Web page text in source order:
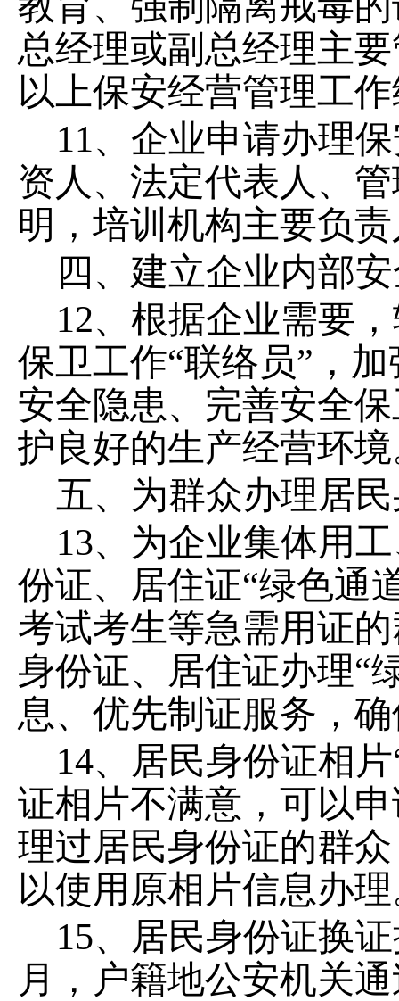
总经理或副总经理主
以上保安经营管理工
11、企业申请办理
资人、法定代表人、
明，培训机构主要负
四、 建立企业内部
12、根据企业需要
保卫工作“联络员”，
安全隐患、完善安全
护良好的生产经营环
五、为群众办理居
13、为企业集体用
份证、居住证“绿色通
考试考生等急需用证
身份证、居住证办理“
息、优先制证服务，
14、居民身份证相
证相片不满意，可以
理过居民身份证的群
以使用原相片信息办
15、居民身份证换
月，户籍地公安机关